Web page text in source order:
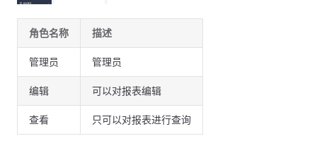
角色名称 描述
管理员 管理员
编辑 可以对报表编辑
查看 只可以对报表进行查询